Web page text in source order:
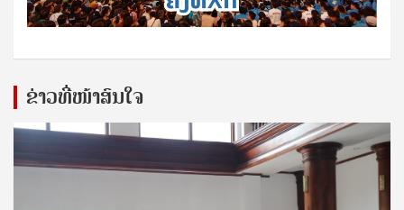
ຂ່າວທີ່ໜ້າສົນໃຈ